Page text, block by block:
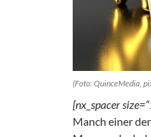
(Foto: QuinceMedia,
[nx_spacer
Manch einer